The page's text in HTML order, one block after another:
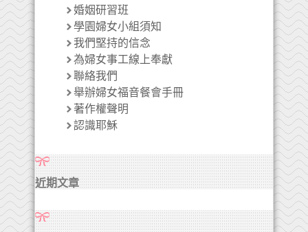
婚姻研習班
學園婦女小組須知
我們堅持的信念
為婦女事工線上奉獻
聯絡我們
舉辦婦女福音餐會手冊
著作權聲明
認識耶穌
近期文章